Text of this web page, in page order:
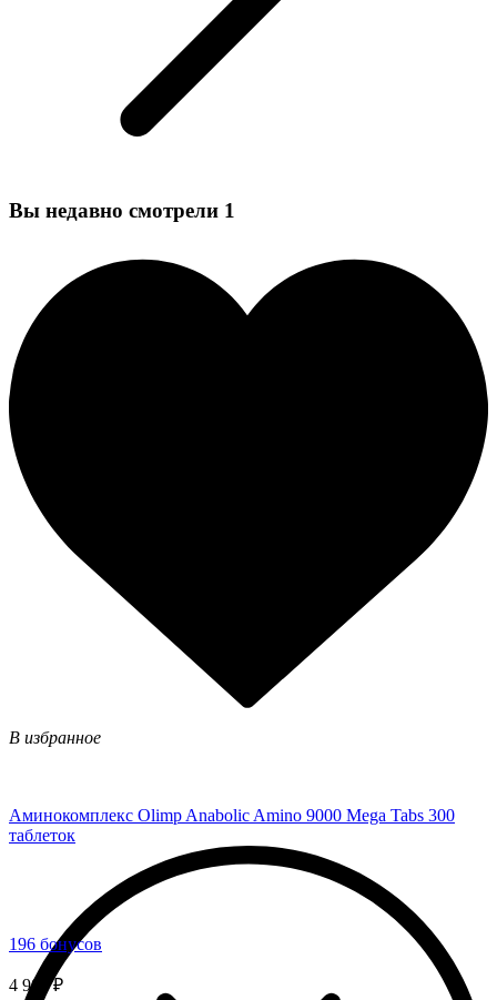
Вы недавно смотрели 1
В избранное
Аминокомплекс Olimp Anabolic Amino 9000 Mega Tabs 300
таблеток
196 бонусов
4 900 ₽